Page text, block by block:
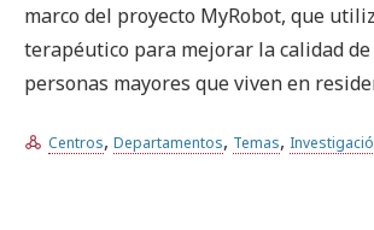
marco del proyecto MyRobot, que
terapéutico para mejorar la calidad de
personas mayores que viven en
Centros, Departamentos, Temas,